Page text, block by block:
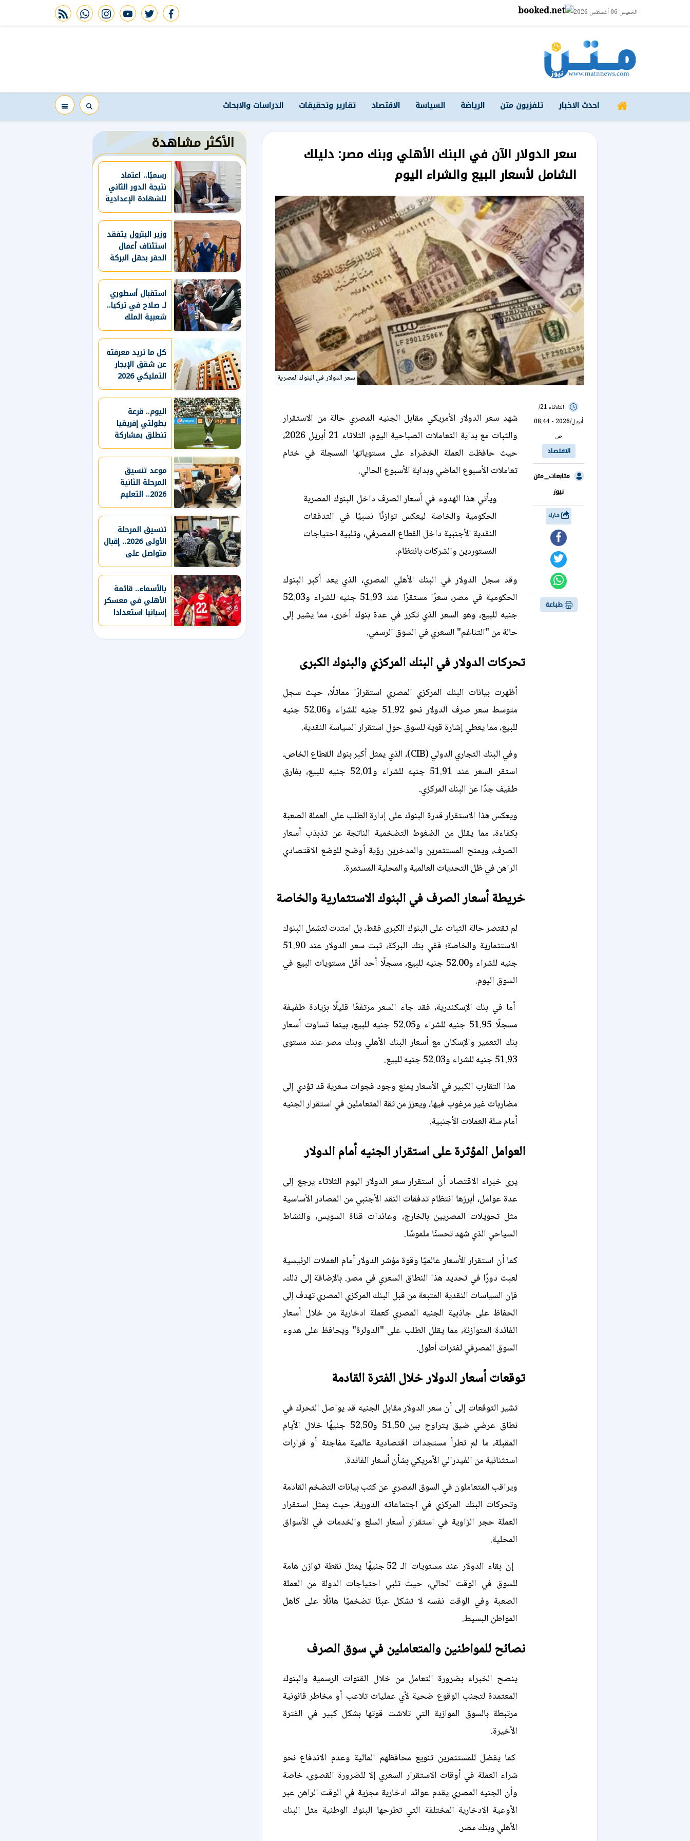
الخميس 06 أغسطس 2026 facebook
twitter
youtube
instagram
whatsapp
rss feed
احدث الاخبار تلفزيون متن الرياضة السياسة الاقتصاد تقارير وتحقيقات الدراسات والابحاث
سعر الدولار الآن في البنك الأهلي وبنك مصر: دليلك
الشامل لأسعار البيع والشراء اليوم
سعر الدولار في البنوك المصرية
الثلاثاء 21/
أبريل/2026 - 08:44
ص
الاقتصاد
متابعات__متن
نيوز
طباعة
شهد سعر الدولار الأمريكي مقابل الجنيه المصري حالة من الاستقرار
والثبات مع بداية التعاملات الصباحية اليوم، الثلاثاء 21 أبريل 2026،
حيث حافظت العملة الخضراء على مستوياتها المسجلة في ختام
تعاملات الأسبوع الماضي وبداية الأسبوع الحالي.
ويأتي هذا الهدوء في أسعار الصرف داخل البنوك المصرية
الحكومية والخاصة ليعكس توازنًا نسبيًا في التدفقات
النقدية الأجنبية داخل القطاع المصرفي، وتلبية احتياجات
المستوردين والشركات بانتظام.
وقد سجل الدولار في البنك الأهلي المصري، الذي يعد أكبر البنوك
الحكومية في مصر، سعرًا مستقرًا عند 51.93 جنيه للشراء و52.03
جنيه للبيع، وهو السعر الذي تكرر في عدة بنوك أخرى، مما يشير إلى
حالة من "التناغم" السعري في السوق الرسمي.
تحركات الدولار في البنك المركزي والبنوك الكبرى
أظهرت بيانات البنك المركزي المصري استقرارًا مماثلًا، حيث سجل
متوسط سعر صرف الدولار نحو 51.92 جنيه للشراء و52.06 جنيه
للبيع، مما يعطي إشارة قوية للسوق حول استقرار السياسة النقدية.
وفي البنك التجاري الدولي (CIB)، الذي يمثل أكبر بنوك القطاع الخاص،
استقر السعر عند 51.91 جنيه للشراء و52.01 جنيه للبيع، بفارق
طفيف جدًا عن البنك المركزي.
ويعكس هذا الاستقرار قدرة البنوك على إدارة الطلب على العملة الصعبة
بكفاءة، مما يقلل من الضغوط التضخمية الناتجة عن تذبذب أسعار
الصرف، ويمنح المستثمرين والمدخرين رؤية أوضح للوضع الاقتصادي
الراهن في ظل التحديات العالمية والمحلية المستمرة.
خريطة أسعار الصرف في البنوك الاستثمارية والخاصة
لم تقتصر حالة الثبات على البنوك الكبرى فقط، بل امتدت لتشمل البنوك
الاستثمارية والخاصة؛ ففي بنك البركة، ثبت سعر الدولار عند 51.90
جنيه للشراء و52.00 جنيه للبيع، مسجلًا أحد أقل مستويات البيع في
السوق اليوم.
أما في بنك الإسكندرية، فقد جاء السعر مرتفعًا قليلًا بزيادة طفيفة
مسجلًا 51.95 جنيه للشراء و52.05 جنيه للبيع، بينما تساوت أسعار
بنك التعمير والإسكان مع أسعار البنك الأهلي وبنك مصر عند مستوى
51.93 جنيه للشراء و52.03 جنيه للبيع.
هذا التقارب الكبير في الأسعار يمنع وجود فجوات سعرية قد تؤدي إلى
مضاربات غير مرغوب فيها، ويعزز من ثقة المتعاملين في استقرار الجنيه
أمام سلة العملات الأجنبية.
العوامل المؤثرة على استقرار الجنيه أمام الدولار
يرى خبراء الاقتصاد أن استقرار سعر الدولار اليوم الثلاثاء يرجع إلى
عدة عوامل، أبرزها انتظام تدفقات النقد الأجنبي من المصادر الأساسية
مثل تحويلات المصريين بالخارج، وعائدات قناة السويس، والنشاط
السياحي الذي شهد تحسنًا ملموسًا.
كما أن استقرار الأسعار عالميًا وقوة مؤشر الدولار أمام العملات الرئيسية
لعبت دورًا في تحديد هذا النطاق السعري في مصر. بالإضافة إلى ذلك،
فإن السياسات النقدية المتبعة من قبل البنك المركزي المصري تهدف إلى
الحفاظ على جاذبية الجنيه المصري كعملة ادخارية من خلال أسعار
الفائدة المتوازنة، مما يقلل الطلب على "الدولرة" ويحافظ على هدوء
السوق المصرفي لفترات أطول.
توقعات أسعار الدولار خلال الفترة القادمة
تشير التوقعات إلى أن سعر الدولار مقابل الجنيه قد يواصل التحرك في
نطاق عرضي ضيق يتراوح بين 51.50 و52.50 جنيهًا خلال الأيام
المقبلة، ما لم تطرأ مستجدات اقتصادية عالمية مفاجئة أو قرارات
استثنائية من الفيدرالي الأمريكي بشأن أسعار الفائدة.
ويراقب المتعاملون في السوق المصري عن كثب بيانات التضخم القادمة
وتحركات البنك المركزي في اجتماعاته الدورية، حيث يمثل استقرار
العملة حجر الزاوية في استقرار أسعار السلع والخدمات في الأسواق
المحلية.
إن بقاء الدولار عند مستويات الـ 52 جنيهًا يمثل نقطة توازن هامة
للسوق في الوقت الحالي، حيث تلبي احتياجات الدولة من العملة
الصعبة وفي الوقت نفسه لا تشكل عبئًا تضخميًا هائلًا على كاهل
المواطن البسيط.
نصائح للمواطنين والمتعاملين في سوق الصرف
ينصح الخبراء بضرورة التعامل من خلال القنوات الرسمية والبنوك
المعتمدة لتجنب الوقوع ضحية لأي عمليات تلاعب أو مخاطر قانونية
مرتبطة بالسوق الموازية التي تلاشت قوتها بشكل كبير في الفترة
الأخيرة.
كما يفضل للمستثمرين تنويع محافظهم المالية وعدم الاندفاع نحو
شراء العملة في أوقات الاستقرار السعري إلا للضرورة القصوى، خاصة
وأن الجنيه المصري يقدم عوائد ادخارية مجزية في الوقت الراهن عبر
الأوعية الادخارية المختلفة التي تطرحها البنوك الوطنية مثل البنك
الأهلي وبنك مصر.
الأكثر مشاهدة
رسميًا.. اعتماد
نتيجة الدور الثاني
للشهادة الإعدادية
بالقاهرة 2026
وزير البترول يتفقد
استئناف أعمال
الحفر بحقل البركة
في أسوان ويؤكد:
صعيد مصر على
خريطة الاستثمار
البترولي
استقبال أسطوري
لـ صلاح في تركيا..
شعبية الملك
المصري تتجاوز
المستطيل الأخضر..
طرابزون سبور
يسعي لاستعادة
لقب الدوري التركي
وتعزيز حظوظه في
المنافسات
الأوروبية
كل ما تريد معرفته
عن شقق الإيجار
التمليكي 2026
قبل التقديم
اليوم.. قرعة
بطولتي إفريقيا
تنطلق بمشاركة
الأندية المصرية
موعد تنسيق
المرحلة الثانية
2026.. التعليم
العالي تكشف
التفاصيل المنتظرة
تنسيق المرحلة
الأولى 2026.. إقبال
متواصل على
معامل هندسة
القاهرة لتسجيل
الرغبات
بالأسماء.. قائمة
الأهلي في معسكر
إسبانيا استعدادا
للموسم الجديد